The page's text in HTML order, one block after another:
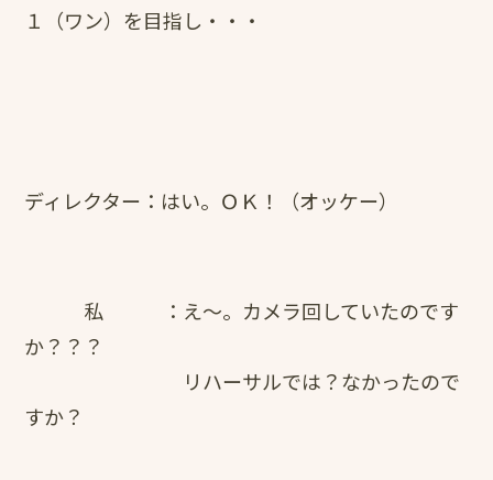
１（ワン）を目指し・・・
ディレクター：はい。ＯＫ！（オッケー）
私 ：え～。カメラ回していたのです
か？？？
リハーサルでは？なかったので
すか？